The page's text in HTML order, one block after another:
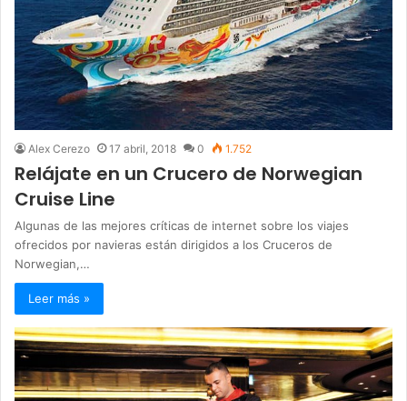
Alex Cerezo 17 abril, 2018 0 1.752
Relájate en un Crucero de Norwegian
Cruise Line
Algunas de las mejores críticas de internet sobre los viajes
ofrecidos por navieras están dirigidos a los Cruceros de
Norwegian,…
Leer más »